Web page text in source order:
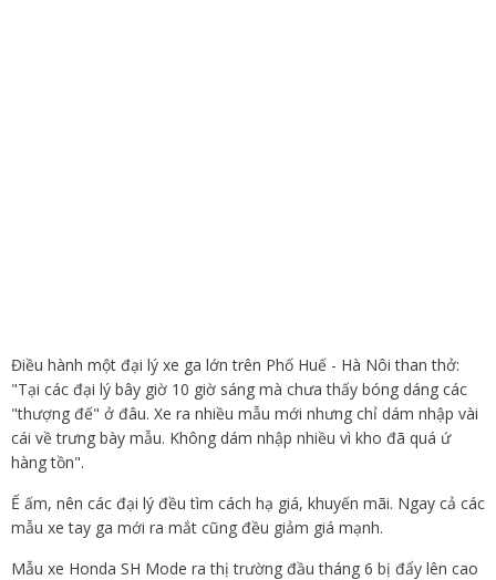
Điều hành một đại lý xe ga lớn trên Phố Huế - Hà Nôi than thở:
"Tại các đại lý bây giờ 10 giờ sáng mà chưa thấy bóng dáng các
"thượng đế" ở đâu. Xe ra nhiều mẫu mới nhưng chỉ dám nhập vài
cái về trưng bày mẫu. Không dám nhập nhiều vì kho đã quá ứ
hàng tồn".
Ế ấm, nên các đại lý đều tìm cách hạ giá, khuyến mãi. Ngay cả các
mẫu xe tay ga mới ra mắt cũng đều giảm giá mạnh.
Mẫu xe Honda SH Mode ra thị trường đầu tháng 6 bị đẩy lên cao